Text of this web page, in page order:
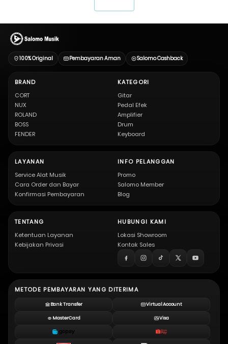
100% Original Pembayaran Aman Salomo Cashback
BRAND
CORT
NUX
ROLAND
BOSS
FENDER
KATEGORI
Gitar
Pedal Efek
Amplifier
Drum
Keyboard
LAYANAN
Service Alat Musik
Cara Order dan Bayar
Konfirmasi Pembayaran
INFO PELANGGAN
Promo
Salomo Member
Blog
TENTANG
Ketentuan Layanan
Kebijakan Privasi
HUBUNGI KAMI
Lokasi Showroom
Kontak Sales
METODE PEMBAYARAN YANG DITERIMA
Bank Transfer Virtual Account
MasterCard Visa